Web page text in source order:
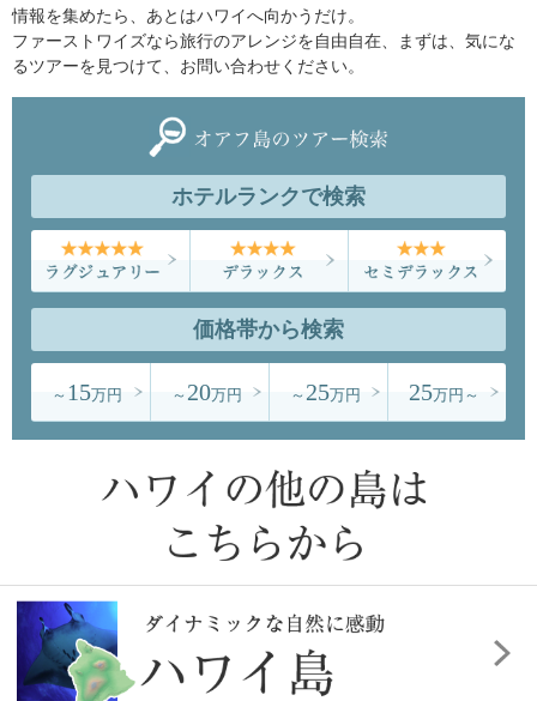
情報を集めたら、あとはハワイへ向かうだけ。
ファーストワイズなら旅行のアレンジを自由自在、まずは、気にな
るツアーを見つけて、お問い合わせください。
ホテルランクで検索
価格帯から検索
～ 15万円 ～ 20万円 ～ 25万円 25万円～